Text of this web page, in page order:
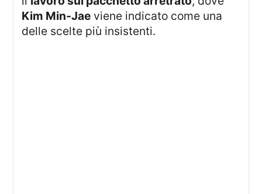
Kim Min-Jae viene indicato come una
delle scelte più insistenti.